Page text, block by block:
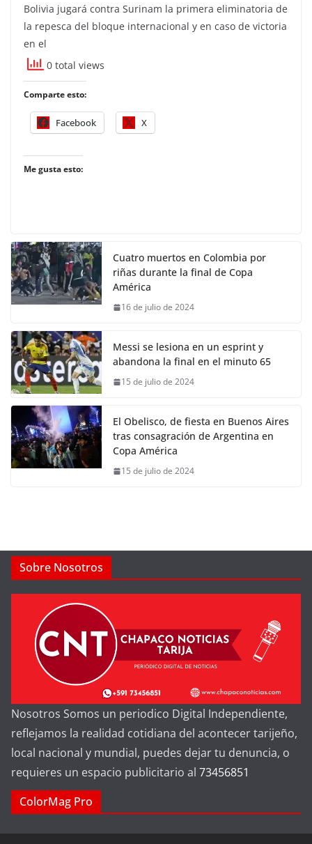
Bolivia jugará contra Surinam la primera eliminatoria de
la repesca del bloque internacional y en caso de victoria
en el
0 total views
Comparte esto:
Facebook X
Me gusta esto:
Cuatro muertos en Colombia por
riñas durante la final de Copa
América
16 de julio de 2024
Messi se lesiona en un esprint y
abandona la final en el minuto 65
15 de julio de 2024
El Obelisco, de fiesta en Buenos Aires
tras consagración de Argentina en
Copa América
15 de julio de 2024
Sobre Nosotros
Nosotros Somos un periodico Digital Independiente,
reflejamos la realidad cotidiana del acontecer tarijeño,
local nacional y mundial, puedes dejar tu denuncia, o
requieres un espacio publicitario al 73456851
ColorMag Pro